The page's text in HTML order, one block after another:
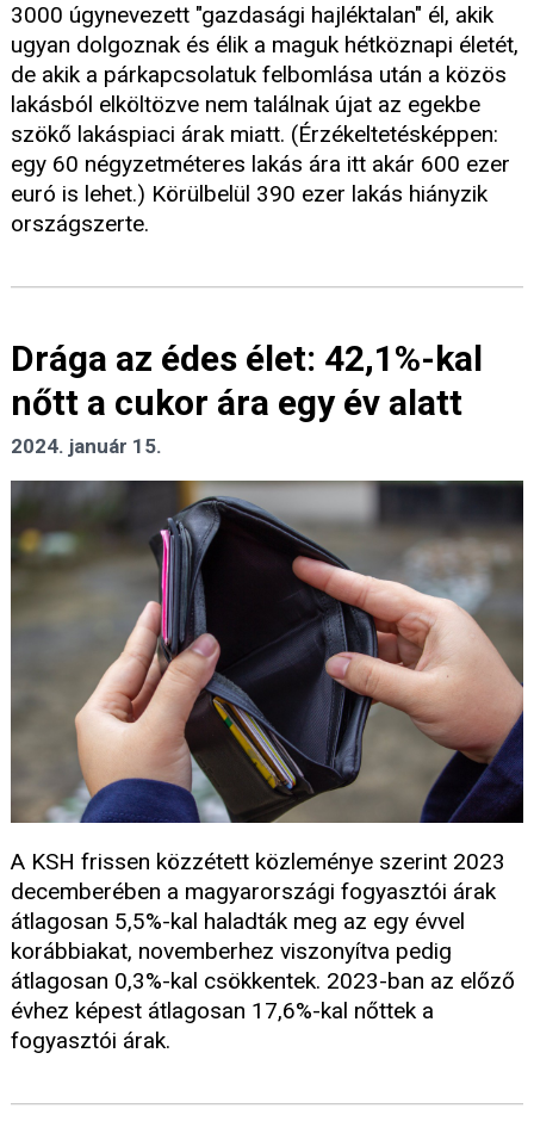
3000 úgynevezett "gazdasági hajléktalan" él, akik
ugyan dolgoznak és élik a maguk hétköznapi életét,
de akik a párkapcsolatuk felbomlása után a közös
lakásból elköltözve nem találnak újat az egekbe
szökő lakáspiaci árak miatt. (Érzékeltetésképpen:
egy 60 négyzetméteres lakás ára itt akár 600 ezer
euró is lehet.) Körülbelül 390 ezer lakás hiányzik
országszerte.
Drága az édes élet: 42,1%-kal
nőtt a cukor ára egy év alatt
2024. január 15.
A KSH frissen közzétett közleménye szerint 2023
decemberében a magyarországi fogyasztói árak
átlagosan 5,5%-kal haladták meg az egy évvel
korábbiakat, novemberhez viszonyítva pedig
átlagosan 0,3%-kal csökkentek. 2023-ban az előző
évhez képest átlagosan 17,6%-kal nőttek a
fogyasztói árak.